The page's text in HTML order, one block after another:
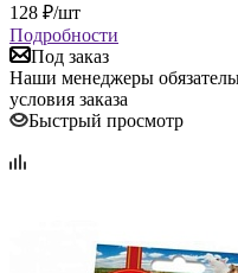
128 ₽/шт
Подробности
Под заказ
Наши менеджеры
условия заказа
Быстрый просмотр